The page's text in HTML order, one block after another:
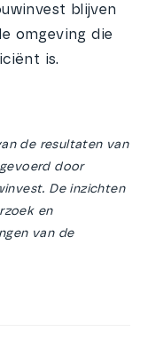
blijven
omgeving die
is.
de resultaten van
door
De inzichten
en
van de